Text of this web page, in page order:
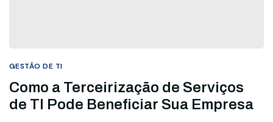
GESTÃO DE TI
Como a Terceirização de Serviços
de TI Pode Beneficiar Sua Empresa